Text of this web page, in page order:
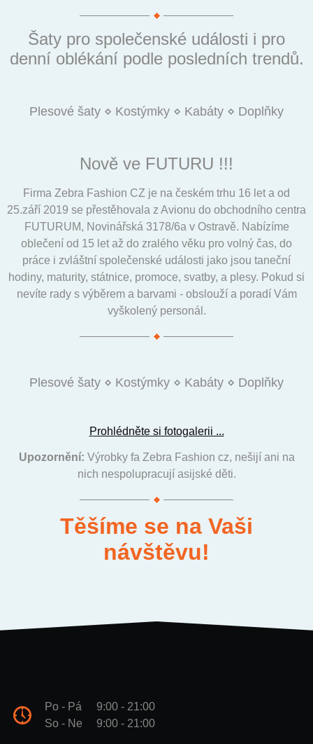
Šaty pro společenské události i pro
denní oblékání podle posledních trendů.
Nově ve FUTURU !!!
Firma Zebra Fashion CZ je na českém trhu 16 let a od
25.září 2019 se přestěhovala z Avionu do obchodního centra
FUTURUM, Novinářská 3178/6a v Ostravě. Nabízíme
oblečení od 15 let až do zralého věku pro volný čas, do
práce i zvláštní společenské události jako jsou taneční
hodiny, maturity, státnice, promoce, svatby, a plesy. Pokud si
nevíte rady s výběrem a barvami - obslouží a poradí Vám
vyškolený personál.
Prohlédněte si fotogalerii ...
Upozornění: Výrobky fa Zebra Fashion cz, nešijí ani na
nich nespolupracují asijské děti.
Těšíme se na Vaši
návštěvu!
Po - Pá
9:00 - 21:00
So - Ne
9:00 - 21:00